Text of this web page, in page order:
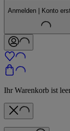
Anmelden | Konto
Ihr Warenkorb ist